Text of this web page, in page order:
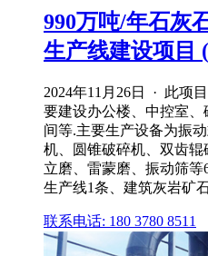
990万吨/年石灰
生产线建设项目
2024年11月26日 · 此项
要建设办公楼、中控室
间等.主要生产设备为振
机、圆锥破碎机、双齿
立磨、雷蒙磨、振动筛
生产线1条、建筑灰岩矿
联系电话: 180 3780 8511